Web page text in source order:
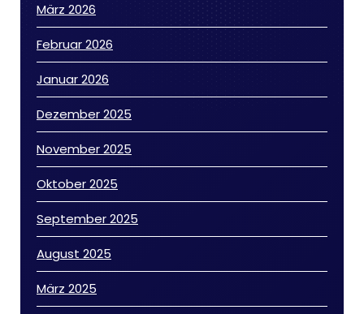
März 2026
Februar 2026
Januar 2026
Dezember 2025
November 2025
Oktober 2025
September 2025
August 2025
März 2025